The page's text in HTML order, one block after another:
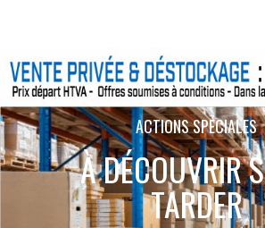
ACTIONS SPÉCIALES
À DÉCOUVRIR
TARDER